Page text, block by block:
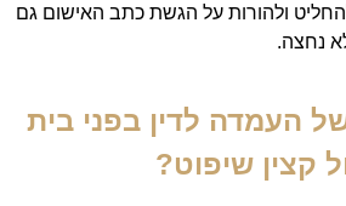
ולהורות על הגשת כתב האישום גם
נחצה.
העמדה לדין בפני בית
קצין שיפוט?